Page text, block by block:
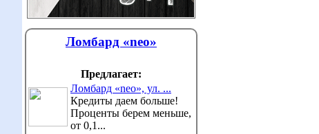
Ломбард «neo»
Предлагает:
Ломбард «neo», ул. ...
Кредиты даем больше!
Проценты берем меньше,
от 0,1...